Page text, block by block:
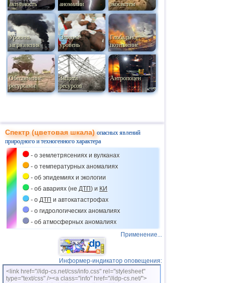
активность
аномалии
экосистем
Уровень
загрязнения
Эпидем
уровень
Глобальное
потепление
Обеспечение
ресурсами
Защита
ресурсов
Антропоцен
Спектр (цветовая шкала)опасных явлений
природного и техногенного характера
- о землетрясениях и вулканах
- о температурных аномалиях
- об эпидемиях и экологии
- об авариях (не ДТП) и КИ
- о ДТП и автокатастрофах
- о гидрологических аномалиях
- об атмосферных аномалиях
Применение...
Информер-индикатор оповещения:
<link href="//idp-cs.net/css/info.css" rel="stylesheet"
type="text/css" /><a class="info" href="//idp-cs.net/">